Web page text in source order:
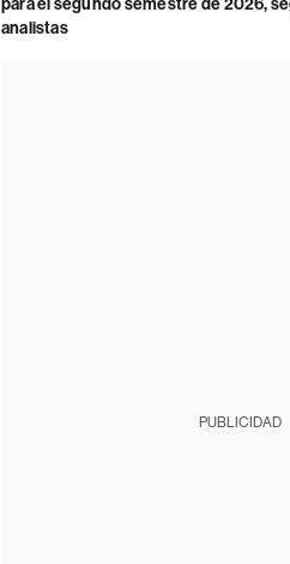
analistas
PUBLICIDAD